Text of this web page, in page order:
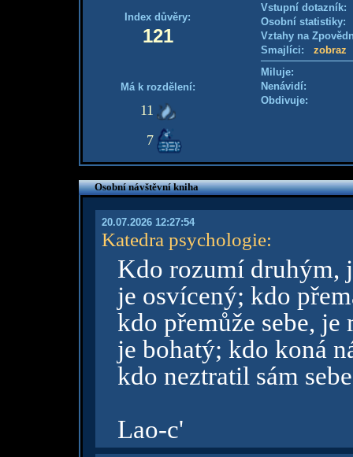
Index důvěry:
121
Má k rozdělení:
11
7
Vstupní
Osobní
Vztahy na
Smajlíci: zobraz
Miluje:
Nenávidí:
Obdivuje:
Osobní návštěvní kniha
20.07.2026 12:27:54
Katedra psychologie:
Kdo rozumí druhým,
je osvícený; kdo
kdo přemůže sebe,
je bohatý; kdo koná
kdo neztratil sám
Lao-c'